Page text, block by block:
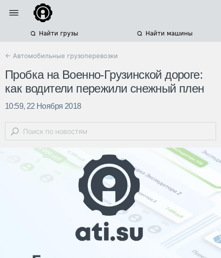
Найти грузы Найти машины
← Автомобильные грузоперевозки
Пробка на Военно-Грузинской дороге:
как водители пережили снежный плен
10:59, 22 Ноября 2018